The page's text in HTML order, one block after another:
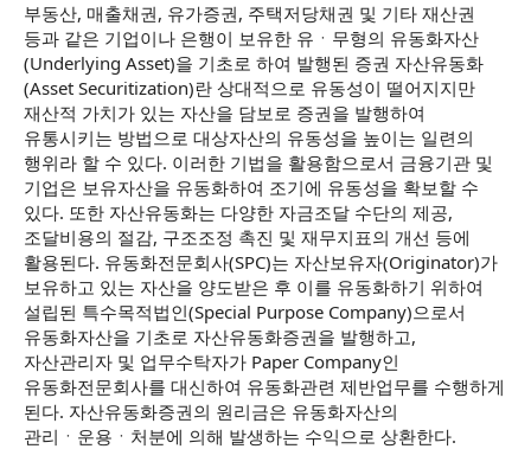
부동산, 매출채권, 유가증권, 주택저당채권 및 기타 재산권
등과 같은 기업이나 은행이 보유한 유ㆍ무형의 유동화자산
(Underlying Asset)을 기초로 하여 발행된 증권 자산유동화
(Asset Securitization)란 상대적으로 유동성이 떨어지지만
재산적 가치가 있는 자산을 담보로 증권을 발행하여
유통시키는 방법으로 대상자산의 유동성을 높이는 일련의
행위라 할 수 있다. 이러한 기법을 활용함으로서 금융기관 및
기업은 보유자산을 유동화하여 조기에 유동성을 확보할 수
있다. 또한 자산유동화는 다양한 자금조달 수단의 제공,
조달비용의 절감, 구조조정 촉진 및 재무지표의 개선 등에
활용된다. 유동화전문회사(SPC)는 자산보유자(Originator)가
보유하고 있는 자산을 양도받은 후 이를 유동화하기 위하여
설립된 특수목적법인(Special Purpose Company)으로서
유동화자산을 기초로 자산유동화증권을 발행하고,
자산관리자 및 업무수탁자가 Paper Company인
유동화전문회사를 대신하여 유동화관련 제반업무를 수행하게
된다. 자산유동화증권의 원리금은 유동화자산의
관리ㆍ운용ㆍ처분에 의해 발생하는 수익으로 상환한다.